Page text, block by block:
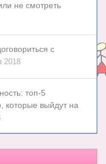
не смотреть
с
2018
топ-5
которые выйдут на